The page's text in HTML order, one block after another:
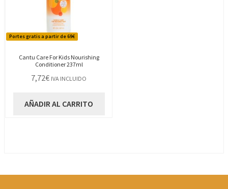
Portes gratis a partir de 69€
Cantu Care For Kids Nourishing
Conditioner 237ml
7,72€ IVA INCLUIDO
AÑADIR AL CARRITO